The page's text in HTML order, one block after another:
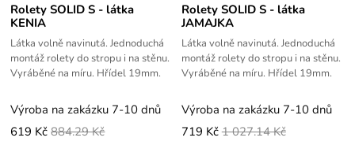
Rolety SOLID S - látka
KENIA
Látka volně navinutá. Jednoduchá
montáž rolety do stropu i na stěnu.
Vyráběné na míru. Hřídel 19mm.
Výroba na zakázku 7-10 dnů
619 Kč 884.29 Kč
Rolety SOLID S - látka
JAMAJKA
Látka volně navinutá. Jednoduchá
montáž rolety do stropu i na stěnu.
Vyráběné na míru. Hřídel 19mm.
Výroba na zakázku 7-10 dnů
719 Kč 1 027.14 Kč